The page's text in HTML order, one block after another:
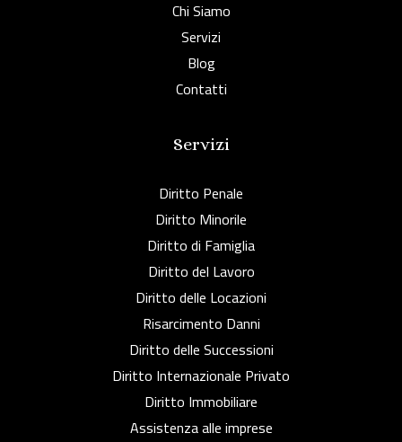
Chi Siamo
Servizi
Blog
Contatti
Servizi
Diritto Penale
Diritto Minorile
Diritto di Famiglia
Diritto del Lavoro
Diritto delle Locazioni
Risarcimento Danni
Diritto delle Successioni
Diritto Internazionale Privato
Diritto Immobiliare
Assistenza alle imprese